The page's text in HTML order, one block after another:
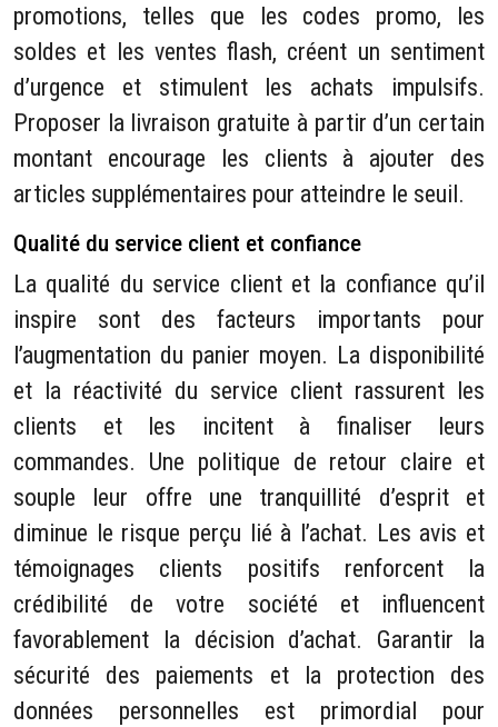
promotions, telles que les codes promo, les
soldes et les ventes flash, créent un sentiment
d’urgence et stimulent les achats impulsifs.
Proposer la livraison gratuite à partir d’un certain
montant encourage les clients à ajouter des
articles supplémentaires pour atteindre le seuil.
Qualité du service client et confiance
La qualité du service client et la confiance qu’il
inspire sont des facteurs importants pour
l’augmentation du panier moyen. La disponibilité
et la réactivité du service client rassurent les
clients et les incitent à finaliser leurs
commandes. Une politique de retour claire et
souple leur offre une tranquillité d’esprit et
diminue le risque perçu lié à l’achat. Les avis et
témoignages clients positifs renforcent la
crédibilité de votre société et influencent
favorablement la décision d’achat. Garantir la
sécurité des paiements et la protection des
données personnelles est primordial pour